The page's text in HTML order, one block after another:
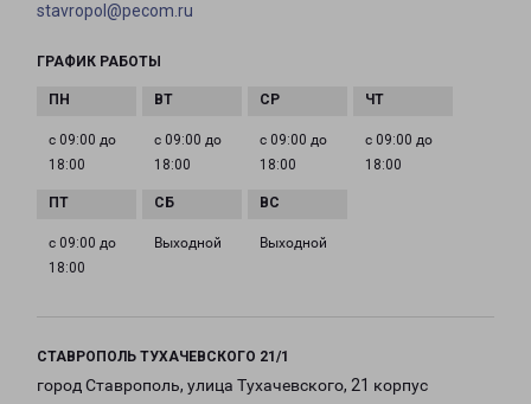
stavropol@pecom.ru
ГРАФИК РАБОТЫ
с 09:00 до
18:00
с 09:00 до
18:00
с 09:00 до
18:00
с 09:00 до
18:00
с 09:00 до
18:00
Выходной Выходной
СТАВРОПОЛЬ ТУХАЧЕВСКОГО 21/1
город Ставрополь, улица Тухачевского, 21 корпус